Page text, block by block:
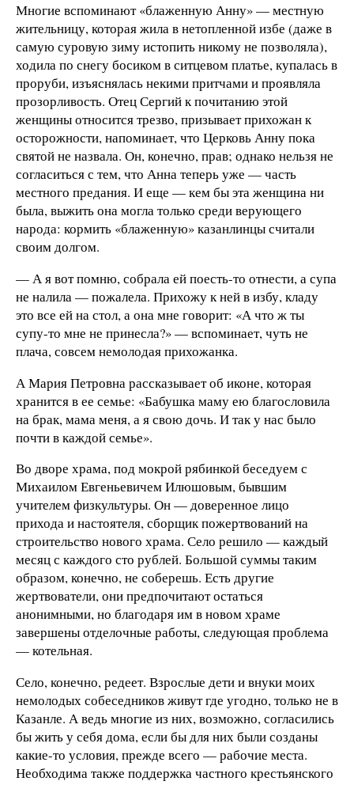
Многие вспоминают «блаженную Анну» — местную
жительницу, которая жила в нетопленной избе (даже в
самую суровую зиму истопить никому не позволяла),
ходила по снегу босиком в ситцевом платье, купалась в
проруби, изъяснялась некими притчами и проявляла
прозорливость. Отец Сергий к почитанию этой
женщины относится трезво, призывает прихожан к
осторожности, напоминает, что Церковь Анну пока
святой не назвала. Он, конечно, прав; однако нельзя не
согласиться с тем, что Анна теперь уже — часть
местного предания. И еще — кем бы эта женщина ни
была, выжить она могла только среди верующего
народа: кормить «блаженную» казанлинцы считали
своим долгом.
— А я вот помню, собрала ей поесть-то отнести, а супа
не налила — пожалела. Прихожу к ней в избу, кладу
это все ей на стол, а она мне говорит: «А что ж ты
супу-то мне не принесла?» — вспоминает, чуть не
плача, совсем немолодая прихожанка.
А Мария Петровна рассказывает об иконе, которая
хранится в ее семье: «Бабушка маму ею благословила
на брак, мама меня, а я свою дочь. И так у нас было
почти в каждой семье».
Во дворе храма, под мокрой рябинкой беседуем с
Михаилом Евгеньевичем Илюшовым, бывшим
учителем физкультуры. Он — доверенное лицо
прихода и настоятеля, сборщик пожертвований на
строительство нового храма. Село решило — каждый
месяц с каждого сто рублей. Большой суммы таким
образом, конечно, не соберешь. Есть другие
жертвователи, они предпочитают остаться
анонимными, но благодаря им в новом храме
завершены отделочные работы, следующая проблема
— котельная.
Село, конечно, редеет. Взрослые дети и внуки моих
немолодых собеседников живут где угодно, только не в
Казанле. А ведь многие из них, возможно, согласились
бы жить у себя дома, если бы для них были созданы
какие-то условия, прежде всего — рабочие места.
Необходима также поддержка частного крестьянского